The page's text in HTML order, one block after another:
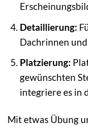
Detaillierung:
Dachrinnen
Platzierung:
gewünschten
integriere es in
Mit etwas Übung